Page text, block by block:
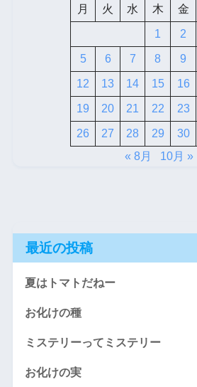
月
火 水 木 金
1 2
5 6 7 8 9
12 13 14 15 16
19 20 21 22 23
26 27 28 29
30
« 8月
10月 »
最近の投稿
夏はトマトだねー
お化けの種
ミステリーってミステリー
お化けの実